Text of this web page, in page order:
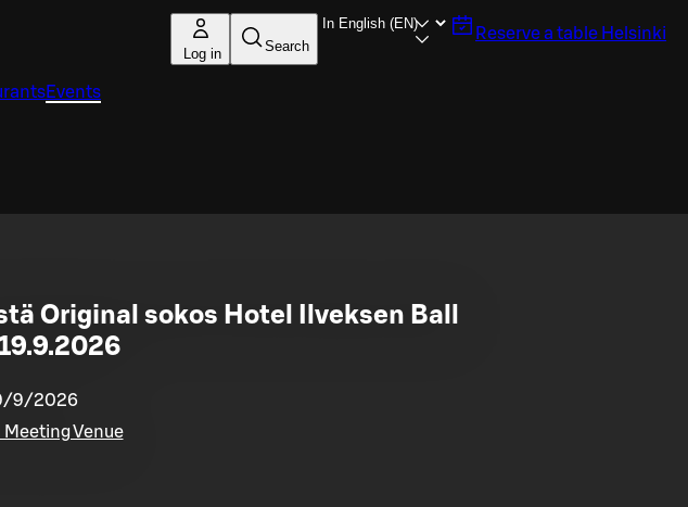
Log in Search
Reserve a table Helsinki
Events
Original sokos Hotel Ilveksen Ball
9/2026
Meeting Venue